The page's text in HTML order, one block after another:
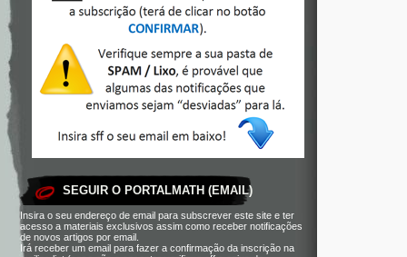
SEGUIR O PORTALMATH (EMAIL)
Insira o seu endereço de email para subscrever este site e ter
acesso a materiais exclusivos assim como receber notificações
de novos artigos por email.
Irá receber um email para fazer a confirmação da inscrição na